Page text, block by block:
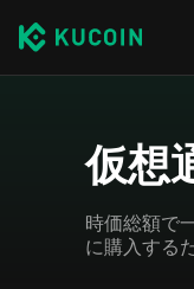
仮想
時価総額で
に購入する